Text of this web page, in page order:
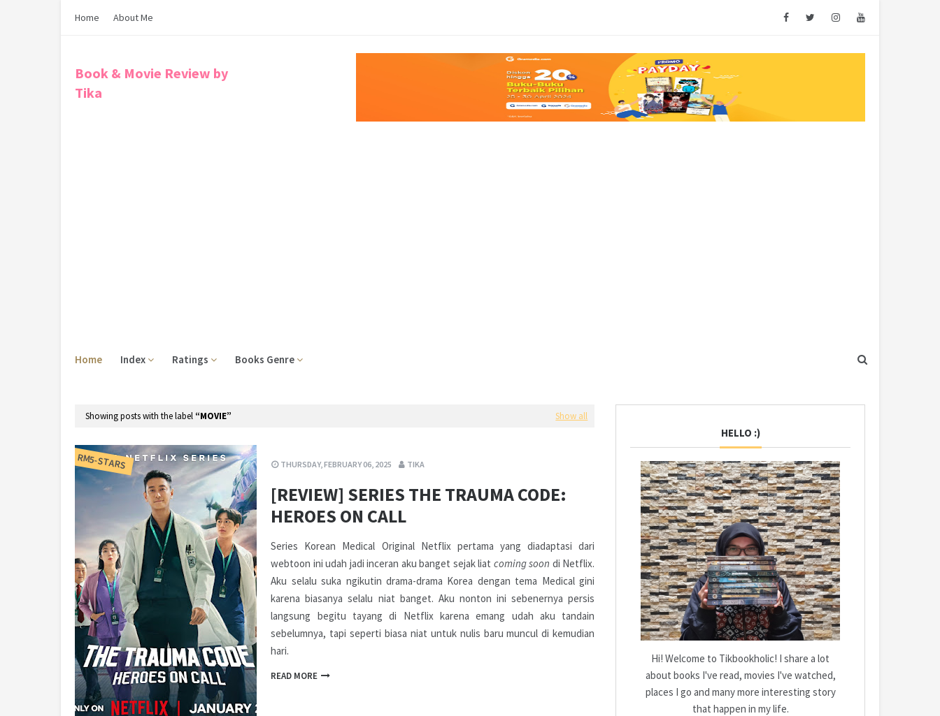
Home About Me
Book & Movie Review by
Tika
Home Index Ratings Books Genre
Showing posts with the label MOVIE Show all
RM5-STARS THURSDAY, FEBRUARY 06, 2025 TIKA
[REVIEW] SERIES THE TRAUMA CODE:
HEROES ON CALL
Series Korean Medical Original Netflix pertama yang diadaptasi dari
webtoon ini udah jadi inceran aku banget sejak liat coming soon di Netflix.
Aku selalu suka ngikutin drama-drama Korea dengan tema Medical gini
karena biasanya selalu niat banget. Aku nonton ini sebenernya persis
langsung begitu tayang di Netflix karena emang udah aku tandain
sebelumnya, tapi seperti biasa niat untuk nulis baru muncul di kemudian
hari.
READ MORE
HELLO :)
Hi! Welcome to Tikbookholic! I share a lot
about books I've read, movies I've watched,
places I go and many more interesting story
that happen in my life.